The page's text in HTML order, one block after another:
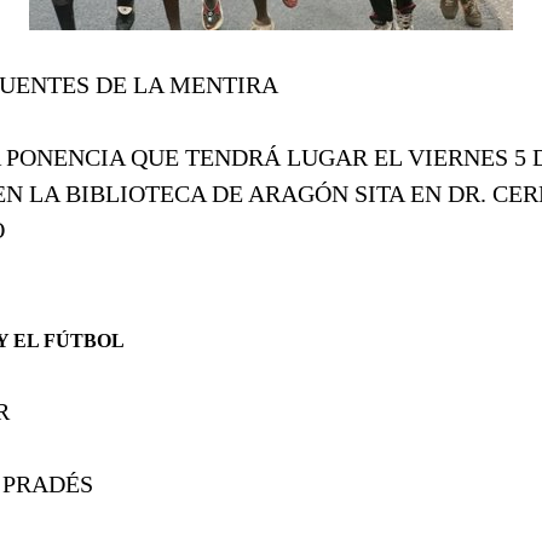
DE LA MENTIRA
QUE TENDRÁ LUGAR EL VIERNES 5
LA BIBLIOTECA DE ARAGÓN SITA EN DR.
EL FÚTBOL